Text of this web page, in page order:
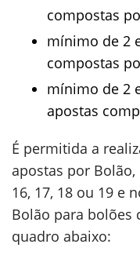
compostas
mínimo de 2
compostas
mínimo de 2
apostas
É permitida a
apostas por
16, 17, 18 ou 19 e
Bolão para bolões
quadro abaixo: